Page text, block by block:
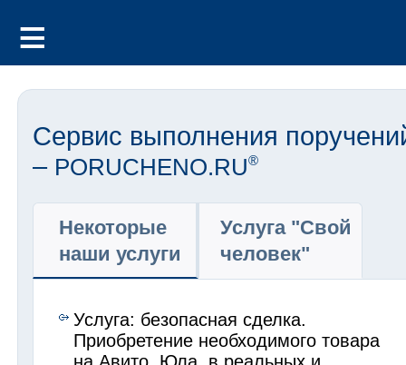
Сервис выполнения
– PORUCHENO.RU®
Некоторые
наши услуги
Услуга "Свой
человек"
Услуга: безопасная сделка.
Приобретение необходимого товара